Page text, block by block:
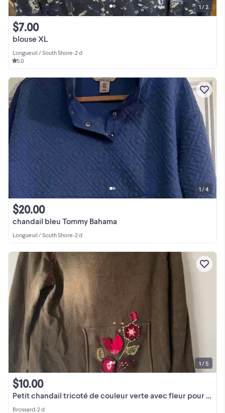
blouse XL
$7.00
Longueuil / South Shore•2 d
5.0
1 / 2
chandail bleu Tommy Bahama
$20.00
Longueuil / South Shore•2 d
1 / 4
Petit chandail tricoté de couleur verte avec fleur pour femme .
$10.00
Brossard•2 d
1 / 5